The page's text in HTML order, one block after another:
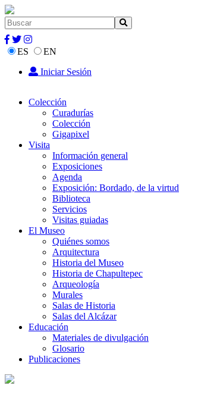
ES
EN
Iniciar Sesión
Colección
Curadurías
Colección
Gigapixel
Visita
Información general
Exposiciones
Agenda
Exposición: Bordado, de la virtud
Biblioteca
Servicios
Visitas guiadas
El Museo
Quiénes somos
Arquitectura
Historia del Museo
Historia de Chapultepec
Arqueología
Murales
Salas de Historia
Salas del Alcázar
Educación
Materiales de divulgación
Glosario
Publicaciones